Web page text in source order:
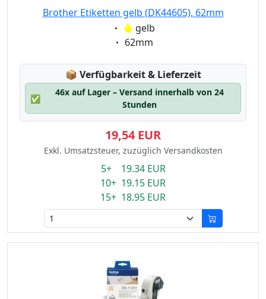
Brother Etiketten gelb (DK44605), 62mm
Eigenschaft:
gelb
Eigenschaft:
62mm
📦 Lagerstatus:
Verfügbarkeit & Lieferzeit
✅
46x auf Lager – Versand innerhalb von 24
Stunden
19,54 EUR
Exkl. Umsatzsteuer, zuzüglich Versandkosten
5+ 19.34 EUR
10+ 19.15 EUR
15+ 18.95 EUR